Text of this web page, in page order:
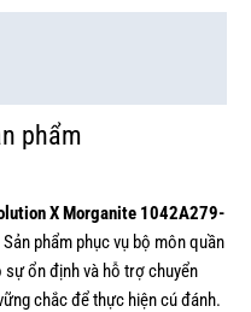
phẩm
X Morganite 1042A279-
phẩm phục vụ bộ môn quần
ổn định và hỗ trợ chuyển
chắc để thực hiện cú đánh.